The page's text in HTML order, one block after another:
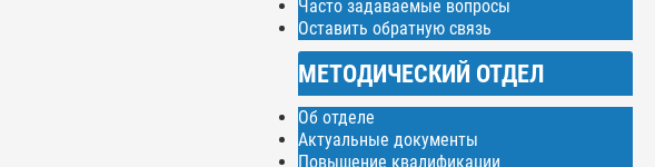
Часто задаваемые вопросы
Оставить обратную связь
МЕТОДИЧЕСКИЙ ОТДЕЛ
Об отделе
Актуальные документы
Повышение квалификации